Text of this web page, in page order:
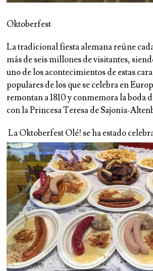
Oktoberfest
La tradicional fiesta alemana reúne
más de seis millones de visitantes,
uno de los acontecimientos de estas
populares de los que se celebra en
remontan a 1810 y conmemora la boda
con la Princesa Teresa de Sajonia-
La Oktoberfest Olé! se ha estado